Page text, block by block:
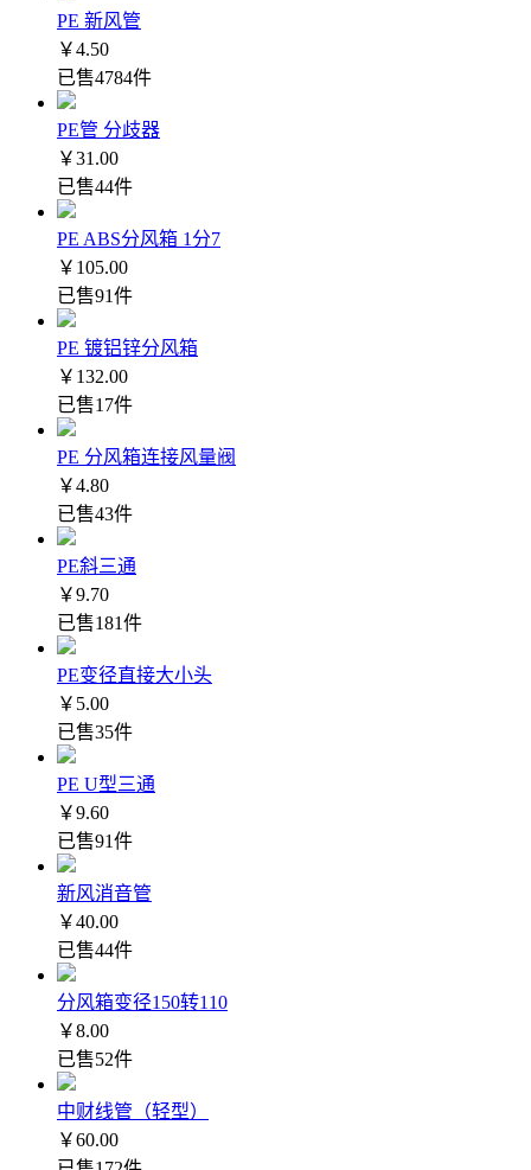
PE 新风管
￥4.50
已售4784件
PE管 分歧器
￥31.00
已售44件
PE ABS分风箱 1分7
￥105.00
已售91件
PE 镀铝锌分风箱
￥132.00
已售17件
PE 分风箱连接风量阀
￥4.80
已售43件
PE斜三通
￥9.70
已售181件
PE变径直接大小头
￥5.00
已售35件
PE U型三通
￥9.60
已售91件
新风消音管
￥40.00
已售44件
分风箱变径150转110
￥8.00
已售52件
中财线管（轻型）
￥60.00